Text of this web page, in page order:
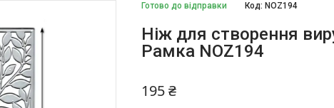
Готово до відправки Код: NOZ194
Ніж для створення
Рамка NOZ194
195 ₴